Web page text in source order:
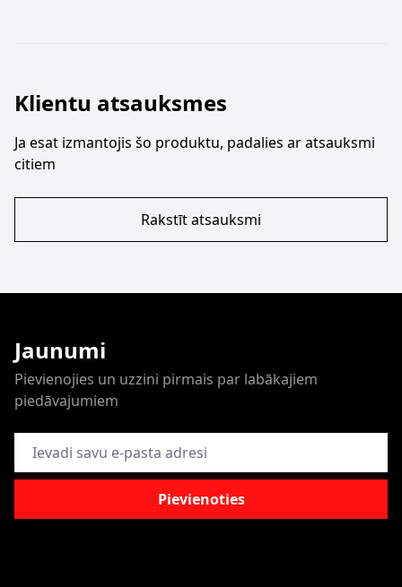
Klientu atsauksmes
Ja esat izmantojis šo produktu, padalies ar atsauksmi
citiem
Rakstīt atsauksmi
Jaunumi
Pievienojies un uzzini pirmais par labākajiem
piedāvajumiem
E-pasta adrese
Pievienoties